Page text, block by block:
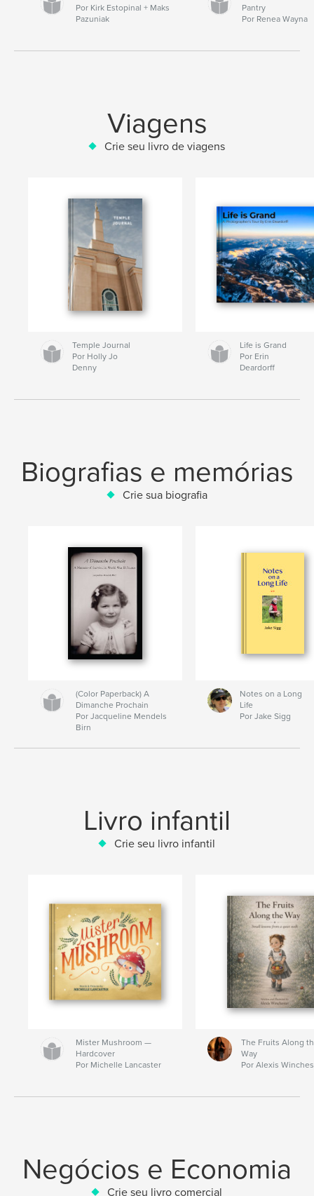
Por Kirk Estopinal + Maks
Pazuniak
Pantry
Por Renea Wayna
Viagens
Crie seu livro de viagens
Temple Journal
Por Holly Jo
Denny
Life is Grand
Por Erin
Deardorff
Biografias e memórias
Crie sua biografia
(Color Paperback) A
Dimanche Prochain
Por Jacqueline Mendels
Birn
Notes on a Long
Life
Por Jake Sigg
Livro infantil
Crie seu livro infantil
Mister Mushroom —
Hardcover
Por Michelle Lancaster
The Fruits Along
Way
Por Alexis
Negócios e Economia
Crie seu livro comercial